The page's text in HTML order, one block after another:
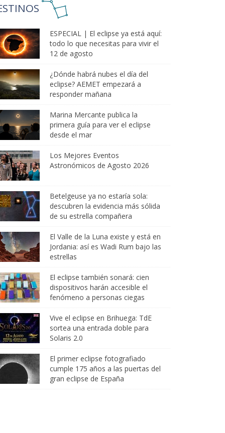
ESPECIAL | El eclipse ya está aquí:
todo lo que necesitas para vivir el
12 de agosto
¿Dónde habrá nubes el día del
eclipse? AEMET empezará a
responder mañana
Marina Mercante publica la
primera guía para ver el eclipse
desde el mar
Los Mejores Eventos
Astronómicos de Agosto 2026
Betelgeuse ya no estaría sola:
descubren la evidencia más sólida
de su estrella compañera
El Valle de la Luna existe y está en
Jordania: así es Wadi Rum bajo las
estrellas
El eclipse también sonará: cien
dispositivos harán accesible el
fenómeno a personas ciegas
Vive el eclipse en Brihuega: TdE
sortea una entrada doble para
Solaris 2.0
El primer eclipse fotografiado
cumple 175 años a las puertas del
gran eclipse de España